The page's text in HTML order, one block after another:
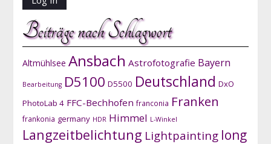
Beiträge nach Schlagwort
Altmühlsee Ansbach Astrofotografie Bayern
Bearbeitung D5100 D5500 Deutschland DxO
PhotoLab 4 FFC-Bechhofen franconia Franken
frankonia germany HDR Himmel L-Winkel
Langzeitbelichtung Lightpainting long